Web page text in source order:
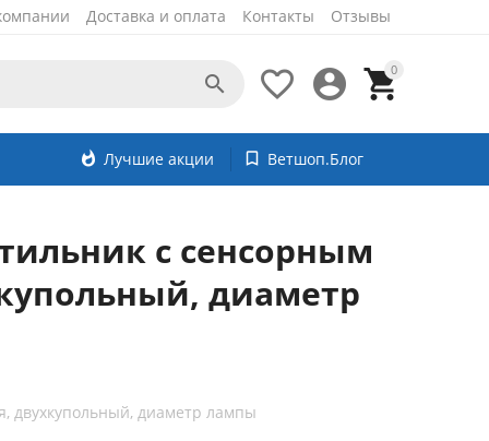
Доставка и оплата Контакты Отзывы
0




whatshot Лучшие акции bookmark_border Ветшоп.Блог
с сенсорным
диаметр
двухкупольный, диаметр лампы